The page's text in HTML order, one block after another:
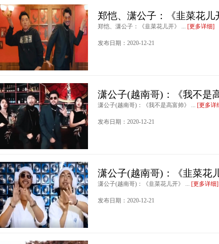
郑恺、潇公子：《韭菜花儿
郑恺、潇公子：《韭菜花儿开》 ... [更多详细]
发布日期：2020-12-21
潇公子(越南哥)：《我不是
潇公子(越南哥)：《我不是高富帅》 ... [更多详
发布日期：2020-12-21
潇公子(越南哥)：《韭菜花
潇公子(越南哥)：《韭菜花儿开》 ... [更多详细]
发布日期：2020-12-21